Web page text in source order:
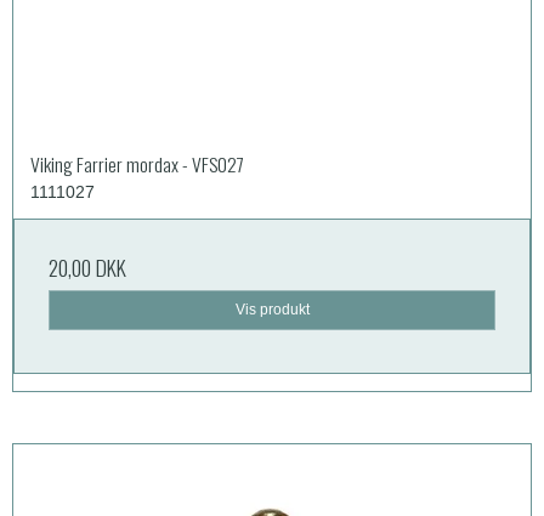
Viking Farrier mordax - VFS027
1111027
20,00 DKK
Vis produkt